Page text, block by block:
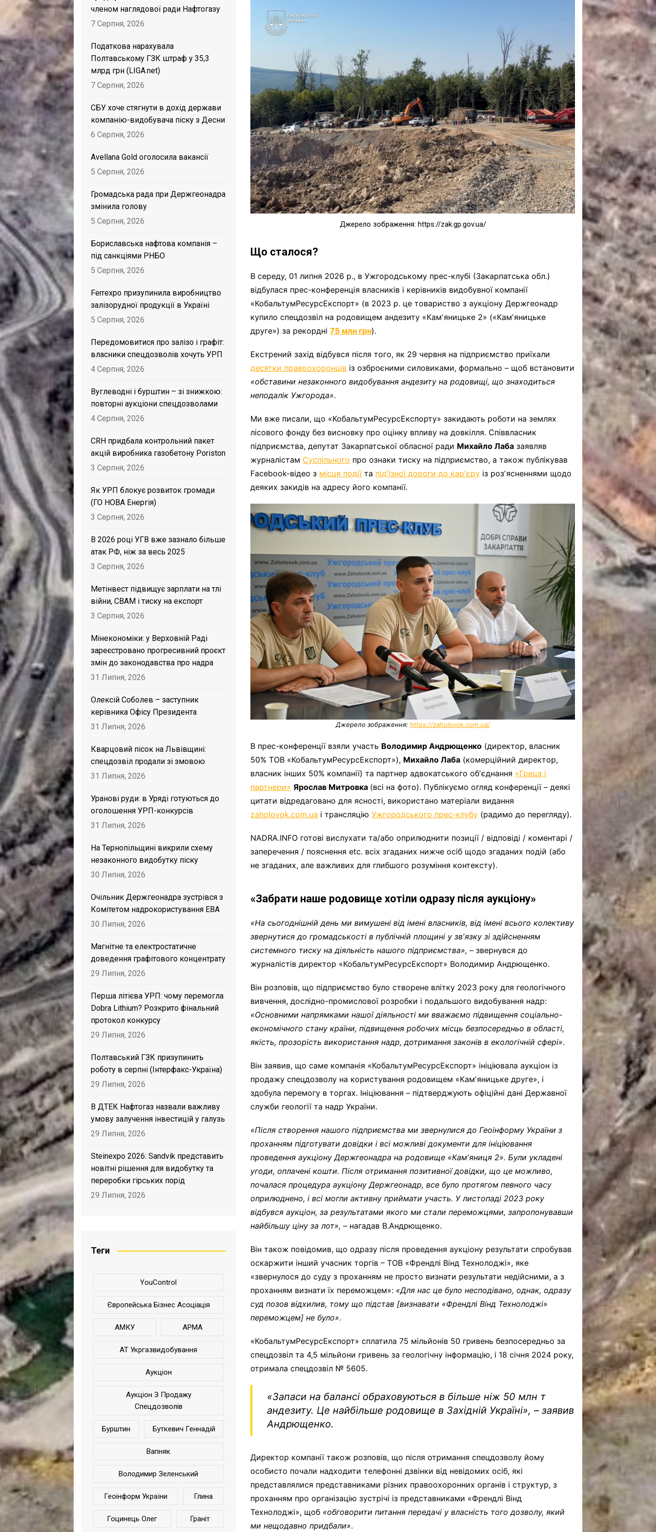
TECHNO
CRITICAL MINERALS
НАДРА ІНШИХ
ПРО ПРОЕКТ
Джерело зображення: https://zak.gp.gov.ua/
Що сталося?
В середу, 01 липня 2026 р., в Ужгородському прес-клубі (Закарпатська обл.)
відбулася прес-конференція власників і керівників видобувної компанії
«КобальтумРесурсЕкспорт» (в 2023 р. це товариство з аукціону Держгеонадр
купило спецдозвіл на родовищем андезиту «Камʼяницьке 2» («Камʼяницьке
друге») за рекордні75 млн грн).
Екстрений захід відбувся після того, як 29 червня на підприємство приїхали
десятки правоохоронців із озброєними силовиками, формально – щоб встановити
«обставини незаконного видобування андезиту на родовищі, що знаходиться
неподалік Ужгорода».
Ми вже писали, що «КобальтумРесурсЕкспорту» закидають роботи на землях
лісового фонду без висновку про оцінку впливу на довкілля. Співвласник
підприємства, депутат Закарпатської обласної ради Михайло Лаба заявляв
журналістам Суспільного про ознаки тиску на підприємство, а також публікував
Facebook-відео з місця подіїта підʼїзної дороги до карʼєру із розʼясненнями щодо
деяких закидів на адресу його компанії.
Джерело зображення: https://zaholovok.com.ua/
В прес-конференції взяли участь Володимир Андрющенко (директор, власник
50% ТОВ «КобальтумРесурсЕкспорт»), Михайло Лаба (комерційний директор,
власник інших 50% компанії) та партнер адвокатського обʼєднання «Греца і
партнери» Ярослав Митровка (всі на фото). Публікуємо огляд конференції – деякі
цитати відредаговано для ясності, використано матеріали видання
zaholovok.com.ua і трансляціюУжгородського прес-клубу (радимо до перегляду).
NADRA.INFO готові вислухати та/або оприлюднити позиції / відповіді / коментарі /
заперечення / пояснення etc. всіх згаданих нижче осіб щодо згаданих подій (або
не згаданих, але важливих для глибшого розуміння контексту).
«Забрати наше родовище хотіли одразу після аукціону»
«На сьогоднішній день ми вимушені від імені власників, від імені всього колективу
звернутися до громадськості в публічній площині у звʼязку зі здійсненням
системного тиску на діяльність нашого підприємства»,– звернувся до
журналістів директор «КобальтумРесурсЕкспорт» Володимир Андрющенко.
Він розповів, що підприємство було створене влітку 2023 року для геологічного
вивчення, дослідно-промислової розробки і подальшого видобування надр:
«Основними напрямками нашої діяльності ми вважаємо підвищення соціально-
економічного стану країни, підвищення робочих місць безпосередньо в області,
якість, прозорість використання надр, дотримання законів в екологічній сфері».
Він заявив, що саме компанія «КобальтумРесурсЕкспорт» ініціювала аукціон із
продажу спецдозволу на користування родовищем «Камʼяницьке друге», і
здобула перемогу в торгах. Ініціювання – підтверджують офіційні дані Державної
служби геології та надр України.
«Після створення нашого підприємства ми звернулися до Геоінформу України з
проханням підготувати довідки і всі можливі документи для ініціювання
проведення аукціону Держгеонадра на родовище «Камʼяниця 2». Були укладені
угоди, оплачені кошти. Після отримання позитивної довідки, що це можливо,
почалася процедура аукціону Держгеонадр, все було протягом певного часу
оприлюднено, і всі могли активну приймати участь. У листопаді 2023 року
відбувся аукціон, за результатами якого ми стали переможцями,запропонувавши
найбільшу ціну за лот», – нагадав В.Андрющенко.
Він також повідомив, що одразу після проведення аукціону результати спробував
оскаржити інший учасник торгів – ТОВ «Френдлі Вінд Технолоджі», яке
«звернулося до суду з проханням не просто визнати результати недійсними, а з
проханням визнати їх переможцем»: «Для нас це було несподівано, однак, одразу
суд позов відхилив, тому що підстав [визнавати «Френдлі Вінд Технолоджі»
переможцем] не було».
«КобальтумРесурсЕкспорт» сплатила 75 мільйонів 50 гривень безпосередньо за
спецдозвіл та 4,5 мільйони гривень за геологічну інформацію, і 18 січня 2024 року,
отримала спецдозвіл № 5605.
«Запаси на балансі обраховуються в більше ніж 50 млн т
андезиту. Ценайбільше родовище в Західній Україні», – заявив
Андрющенко.
Директор компанії також розповів, що після отримання спецдозволу йому
особисто почали надходити телефонні дзвінки від невідомих осіб, які
представлялися представниками різних правоохоронних органів і структур, з
проханням про організацію зустрічі із представниками «Френдлі Вінд
Технолоджі», щоб «обговорити питання передачі у власність того дозволу, який
ми нещодавно придбали».
членом наглядової ради Нафтогазу
7 Серпня, 2026
Податкова нарахувала
Полтавському ГЗК штраф у 35,3
млрд грн (LIGA.net)
7 Серпня, 2026
СБУ хоче стягнути в дохід держави
компанію-видобувача піску з Десни
6 Серпня, 2026
Avellana Gold оголосила вакансії
5 Серпня, 2026
Громадська рада при Держгеонадра
змінила голову
5 Серпня, 2026
Бориславська нафтова компанія –
під санкціями РНБО
5 Серпня, 2026
Ferrexpo призупинила виробництво
залізорудної продукції в Україні
5 Серпня, 2026
Передомовитися про залізо і графіт:
власники спецдозволів хочуть УРП
4 Серпня, 2026
Вуглеводні і бурштин – зі знижкою:
повторні аукціони спецдозволами
4 Серпня, 2026
CRH придбала контрольний пакет
акцій виробника газобетону Poriston
3 Серпня, 2026
Як УРП блокує розвиток громади
(ГО НОВА Енергія)
3 Серпня, 2026
В 2026 році УГВ вже зазнало більше
атак РФ, ніж за весь 2025
3 Серпня, 2026
Метінвест підвищує зарплати на тлі
війни, CBAM і тиску на експорт
3 Серпня, 2026
Мінекономіки: у Верховній Раді
зареєстровано прогресивний проєкт
змін до законодавства про надра
31 Липня, 2026
Олексій Соболев – заступник
керівника Офісу Президента
31 Липня, 2026
Кварцовий пісок на Львівщині:
спецдозвіл продали зі змовою
31 Липня, 2026
Уранові руди: в Уряді готуються до
оголошення УРП-конкурсів
31 Липня, 2026
На Тернопільщині викрили схему
незаконного видобутку піску
30 Липня, 2026
Очільник Держгеонадра зустрівся з
Комітетом надрокористування EBA
30 Липня, 2026
Магнітне та електростатичне
доведення графітового концентрату
29 Липня, 2026
Перша літієва УРП: чому перемогла
Dobra Lithium? Розкрито фінальний
протокол конкурсу
29 Липня, 2026
Полтавський ГЗК призупинить
роботу в серпні (Інтерфакс-Україна)
29 Липня, 2026
В ДТЕК Нафтогаз назвали важливу
умову залучення інвестицій у галузь
29 Липня, 2026
Steinexpo 2026: Sandvik представить
новітні рішення для видобутку та
переробки гірських порід
29 Липня, 2026
Теги
YouControl
Європейська Бізнес Асоціація
АМКУ АРМА
АТ Укргазвидобування
Аукціон
Аукціон З Продажу
Спецдозволів
Бурштин Буткевич Геннадій
Вапняк
Володимир Зеленський
Геоінформ України Глина
Гоцинець Олег Граніт